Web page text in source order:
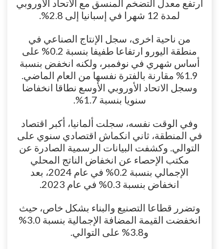
ارتفع معدل التضخم المنسق مع الاتحاد الأوروبي
لمدة 12 شهرا في إسبانيا إلى 2.8%.
من ناحية اخرى، سجل الإنتاج الصناعي في
منطقة اليورو ارتفاعا طفيفا بنسبة 0.2% على
أساس شهري في نوفمبر، ولكنه انخفض بنسبة
1.9% مقارنة بالفترة نفسها من العام الماضي.
وسجل الاتحاد الأوروبي الأوسع نطاقا انخفاضا
سنويا بنسبة 1.7%.
وفي الوقت نفسه، سجلت ألمانيا، أكبر اقتصاد
في المنطقة، ثاني انكماش اقتصادي سنوي على
التوالي. وكشفت البيانات الرسمية الصادرة عن
مكتب الإحصاء عن انخفاض الناتج المحلي
الإجمالي بنسبة 0.2% في عام 2024، بعد
انخفاض بنسبة 0.3% في عام 2023.
وتضرر قطاعا التصنيع والبناء بشكل خاص، حيث
انخفضت القيمة المضافة الإجمالية بنسبة 3.0%
و3.8% على التوالي.